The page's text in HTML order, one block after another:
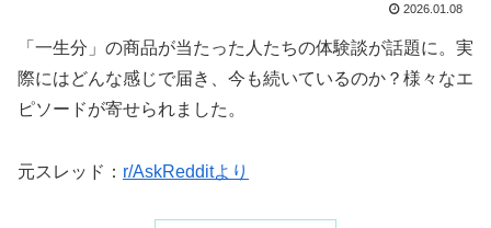
2026.01.08
「一生分」の商品が当たった人たちの体験談が話題に。実
際にはどんな感じで届き、今も続いているのか？様々なエ
ピソードが寄せられました。
元スレッド： r/AskRedditより